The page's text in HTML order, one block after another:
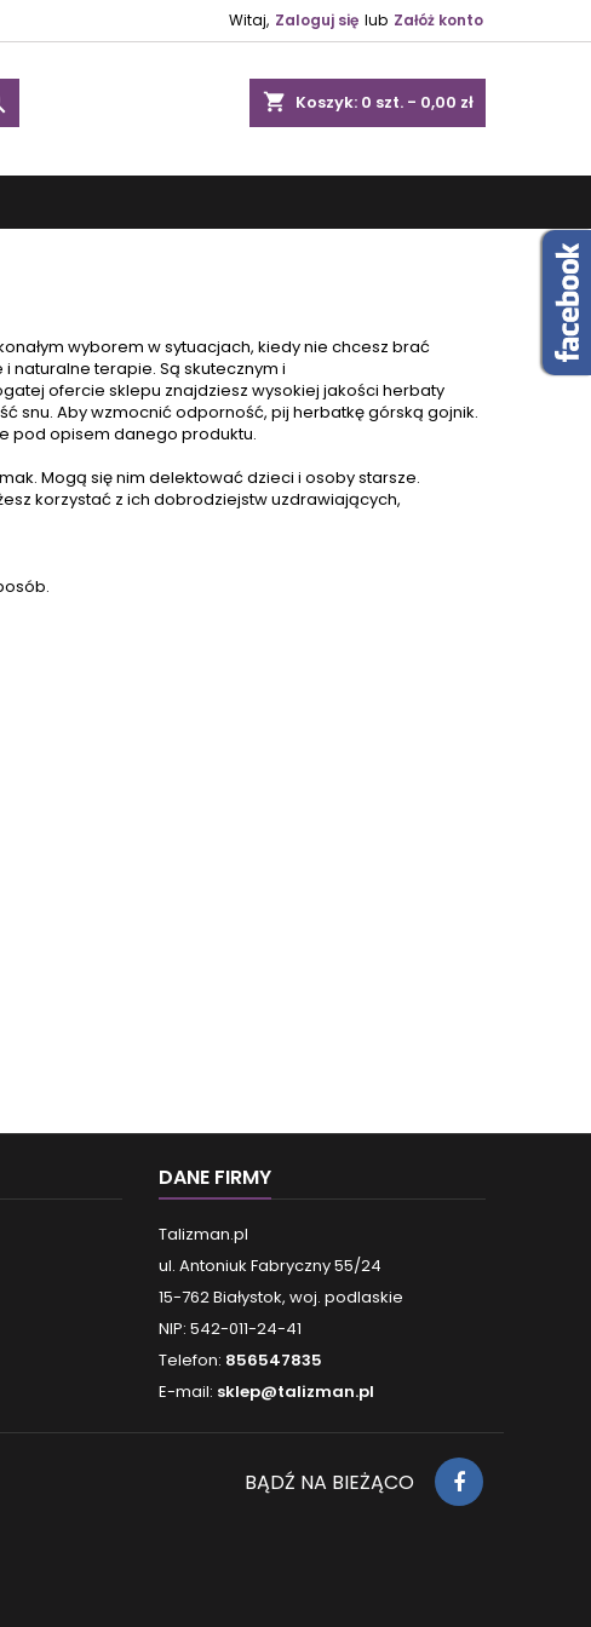
Witaj, Zaloguj się lub Załóż konto
shopping_cart Koszyk: 0 szt. - 0,00 zł
wyborem w sytuacjach, kiedy nie chcesz brać
i naturalne terapie. Są skutecznym i
ofercie sklepu znajdziesz wysokiej jakości herbaty
snu. Aby wzmocnić odporność, pij herbatkę górską gojnik.
pod opisem danego produktu.
Mogą się nim delektować dzieci i osoby starsze.
korzystać z ich dobrodziejstw uzdrawiających,
DANE FIRMY
Talizman.pl
ul. Antoniuk Fabryczny 55/24
15-762 Białystok, woj. podlaskie
NIP: 542-011-24-41
Telefon: 856547835
E-mail: sklep@talizman.pl
BĄDŹ NA BIEŻĄCO